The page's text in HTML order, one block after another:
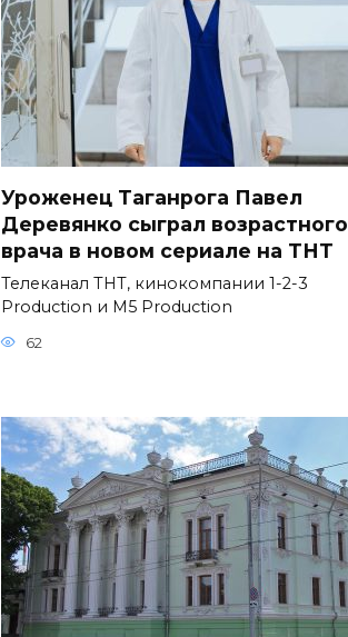
Уроженец Таганрога Павел
Деревянко сыграл возрастного
врача в новом сериале на ТНТ
Телеканал ТНТ, кинокомпании 1-2-3
Production и M5 Production
62